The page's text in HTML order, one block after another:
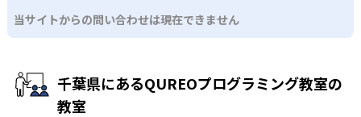
当サイトからの問い合わせは現在できません
千葉県にあるQUREOプログラミング教室の
教室